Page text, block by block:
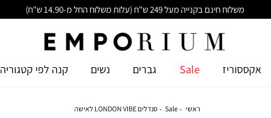
משלוח חינם בקנייה מעל 249 ש"ח (עלות משלוח החל מ-14.90 ש"ח)
אקססוריז Sale גברים נשים קנה לפי קטגוריה
ראשי Sale סנדלים LONDON VIBE לאישה